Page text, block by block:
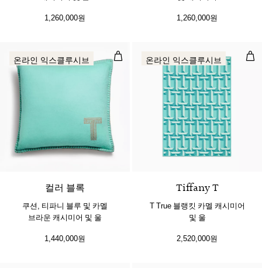
1,260,000원
1,260,000원
쿠션, 티파니 블루 및 카멜 브라운
온라인 익스클루시브
컬러 블록
쿠션, 티파니 블루 및 카멜
브라운 캐시미어 및 울
1,440,000원
T
온라인 익스클루시브
Tiffany T
T True 블랭킷 카멜 캐시미어
및 울
2,520,000원